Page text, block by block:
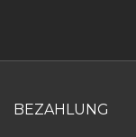
BEZAHLUNG